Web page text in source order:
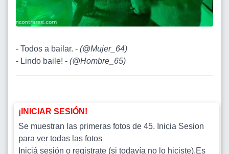
- Todos a bailar. - (@Mujer_64)
- Lindo baile! - (@Hombre_65)
¡INICIAR SESIÓN!
Se muestran las primeras fotos de 45. Inicia Sesion
para ver todas las fotos
Iniciá sesión o registrate (si todavía no lo hiciste).Es